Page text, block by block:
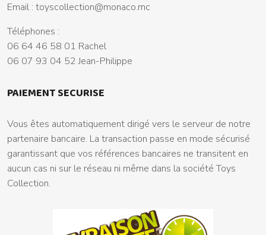
Email : toyscollection@monaco.mc
Téléphones :
06 64 46 58 01 Rachel
06 07 93 04 52 Jean-Philippe
PAIEMENT SECURISE
Vous êtes automatiquement dirigé vers le serveur de notre
partenaire bancaire. La transaction passe en mode sécurisé
garantissant que vos références bancaires ne transitent en
aucun cas ni sur le réseau ni même dans la société Toys
Collection.